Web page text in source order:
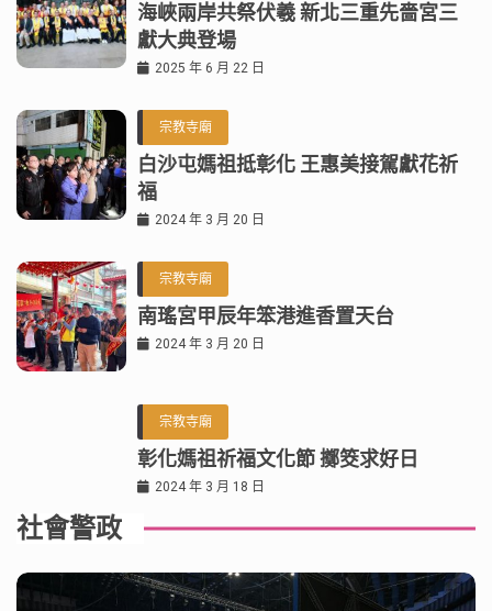
海峽兩岸共祭伏羲 新北三重先嗇宮三
獻大典登場
2025 年 6 月 22 日
宗教寺廟
白沙屯媽祖抵彰化 王惠美接駕獻花祈
福
2024 年 3 月 20 日
宗教寺廟
南瑤宮甲辰年笨港進香置天台
2024 年 3 月 20 日
宗教寺廟
彰化媽祖祈福文化節 擲筊求好日
2024 年 3 月 18 日
社會警政